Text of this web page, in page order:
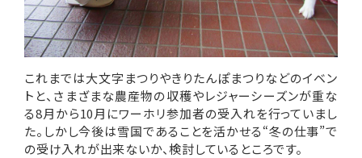
これまでは大文字まつりやきりたんぽまつりなどのイベン
トと、さまざまな農産物の収穫やレジャーシーズンが重な
る8月から10月にワーホリ参加者の受入れを行っていまし
た。しかし今後は雪国であることを活かせる“冬の仕事”で
の受け入れが出来ないか、検討しているところです。